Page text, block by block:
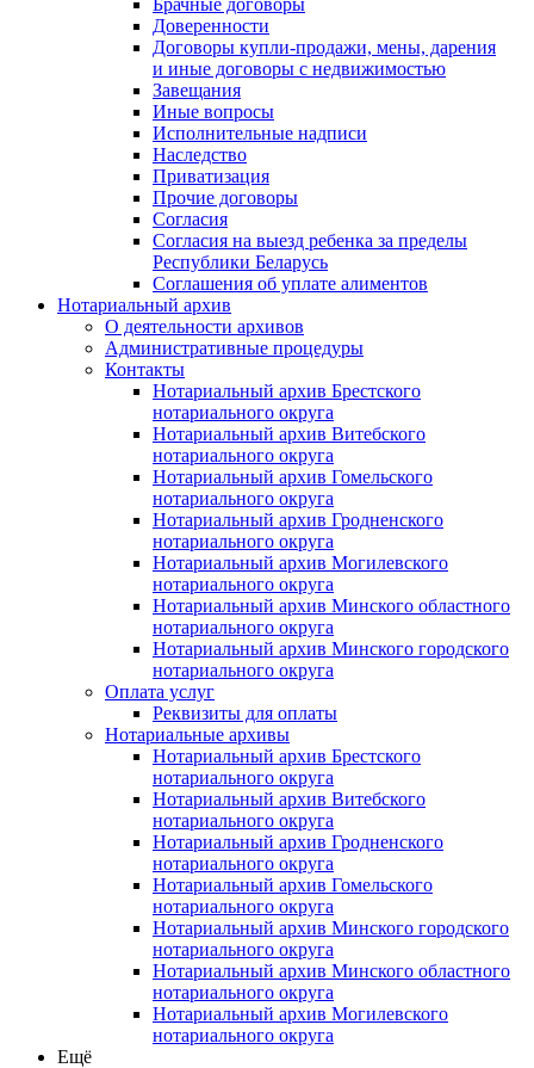
Доверенности
Договоры купли-продажи, мены, дарения
и иные договоры с недвижимостью
Завещания
Иные вопросы
Исполнительные надписи
Наследство
Приватизация
Прочие договоры
Согласия
Согласия на выезд ребенка за пределы
Республики Беларусь
Соглашения об уплате алиментов
Нотариальный архив
О деятельности архивов
Административные процедуры
Контакты
Нотариальный архив Брестского
нотариального округа
Нотариальный архив Витебского
нотариального округа
Нотариальный архив Гомельского
нотариального округа
Нотариальный архив Гродненского
нотариального округа
Нотариальный архив Могилевского
нотариального округа
Нотариальный архив Минского областного
нотариального округа
Нотариальный архив Минского городского
нотариального округа
Оплата услуг
Реквизиты для оплаты
Нотариальные архивы
Нотариальный архив Брестского
нотариального округа
Нотариальный архив Витебского
нотариального округа
Нотариальный архив Гродненского
нотариального округа
Нотариальный архив Гомельского
нотариального округа
Нотариальный архив Минского городского
нотариального округа
Нотариальный архив Минского областного
нотариального округа
Нотариальный архив Могилевского
нотариального округа
Ещё